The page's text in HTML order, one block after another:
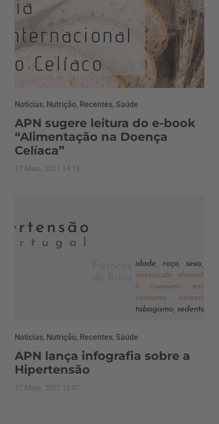
Notícias, Nutrição, Recentes, Saúde
APN sugere leitura do e-book
“Alimentação na Doença
Celíaca”
17 Maio, 2021 14:15
Notícias, Nutrição, Recentes, Saúde
APN lança infografia sobre a
Hipertensão
17 Maio, 2021 12:07